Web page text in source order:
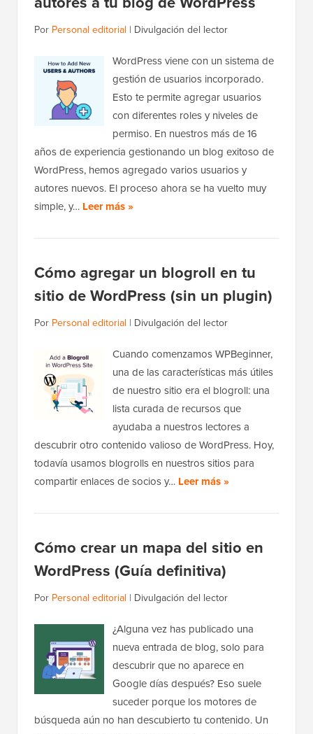
Por Personal editorial | Divulgación del lector
WordPress viene con un sistema de
gestión de usuarios incorporado.
Esto te permite agregar usuarios
con diferentes roles y niveles de
permiso. En nuestros más de 16
años de experiencia gestionando un blog exitoso de
WordPress, hemos agregado varios usuarios y
autores nuevos. El proceso ahora se ha vuelto muy
simple, y… Leer más »
Cómo agregar un blogroll en tu
sitio de WordPress (sin un plugin)
Por Personal editorial | Divulgación del lector
Cuando comenzamos WPBeginner,
una de las características más útiles
de nuestro sitio era el blogroll: una
lista curada de recursos que
ayudaba a nuestros lectores a
descubrir otro contenido valioso de WordPress. Hoy,
todavía usamos blogrolls en nuestros sitios para
compartir enlaces de socios y… Leer más »
Cómo crear un mapa del sitio en
WordPress (Guía definitiva)
Por Personal editorial | Divulgación del lector
¿Alguna vez has publicado una
nueva entrada de blog, solo para
descubrir que no aparece en
Google días después? Eso suele
suceder porque los motores de
búsqueda aún no han descubierto tu contenido. Un